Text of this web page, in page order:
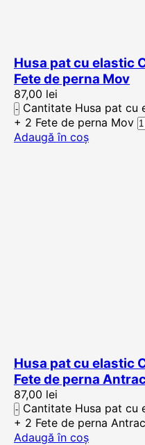
Husa pat cu elastic
Fete de perna Mov
87,00 lei
Cantitate Husa pat cu
+ 2 Fete de perna Mov
Adaugă în coș
Husa pat cu elastic
Fete de perna
87,00 lei
Cantitate Husa pat cu
+ 2 Fete de perna
Adaugă în coș